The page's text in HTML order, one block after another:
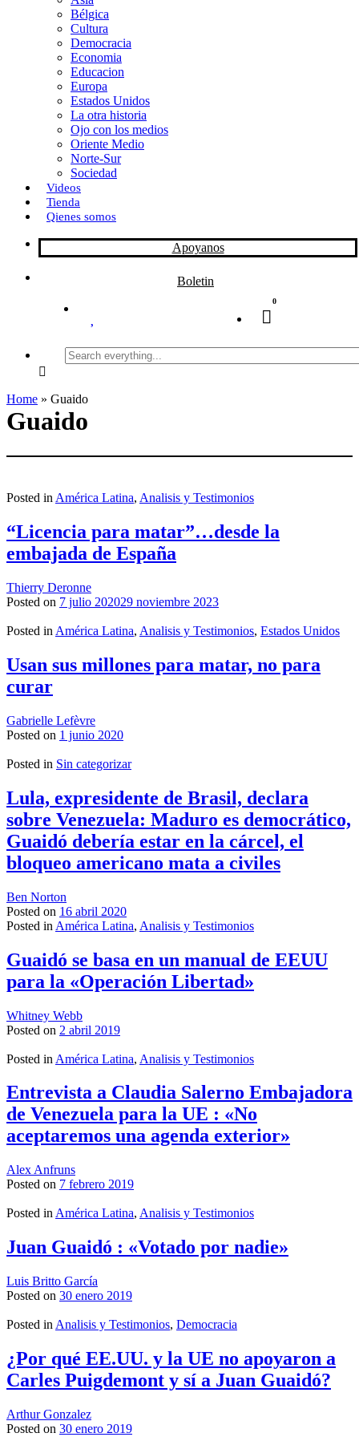
i
r
Bélgica
Cultura
Democracia
Economia
Educacion
Europa
Estados Unidos
La otra historia
Ojo con los medios
Oriente Medio
Norte-Sur
Sociedad
Videos
Tienda
Qienes somos
Apoyanos
Boletin
0
Search
everything...
Home » Guaido
Guaido
Posted in América Latina, Analisis y Testimonios
“Licencia para matar”…desde la
embajada de España
Thierry Deronne
Posted on 7 julio 202029 noviembre 2023
Posted in América Latina, Analisis y Testimonios, Estados Unidos
Usan sus millones para matar, no para
curar
Gabrielle Lefèvre
Posted on 1 junio 2020
Posted in Sin categorizar
Lula, expresidente de Brasil, declara
sobre Venezuela: Maduro es democrático,
Guaidó debería estar en la cárcel, el
bloqueo americano mata a civiles
Ben Norton
Posted on 16 abril 2020
Posted in América Latina, Analisis y Testimonios
Guaidó se basa en un manual de EEUU
para la «Operación Libertad»
Whitney Webb
Posted on 2 abril 2019
Posted in América Latina, Analisis y Testimonios
Entrevista a Claudia Salerno Embajadora
de Venezuela para la UE : «No
aceptaremos una agenda exterior»
Alex Anfruns
Posted on 7 febrero 2019
Posted in América Latina, Analisis y Testimonios
Juan Guaidó : «Votado por nadie»
Luis Britto García
Posted on 30 enero 2019
Posted in Analisis y Testimonios, Democracia
¿Por qué EE.UU. y la UE no apoyaron a
Carles Puigdemont y sí a Juan Guaidó?
Arthur Gonzalez
Posted on 30 enero 2019